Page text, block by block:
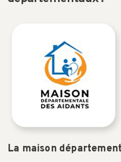
La maison